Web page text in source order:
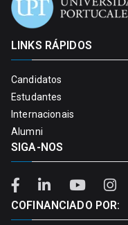
LINKS RÁPIDOS
Candidatos
Estudantes
Internacionais
Alumni
SIGA-NOS
COFINANCIADO POR: